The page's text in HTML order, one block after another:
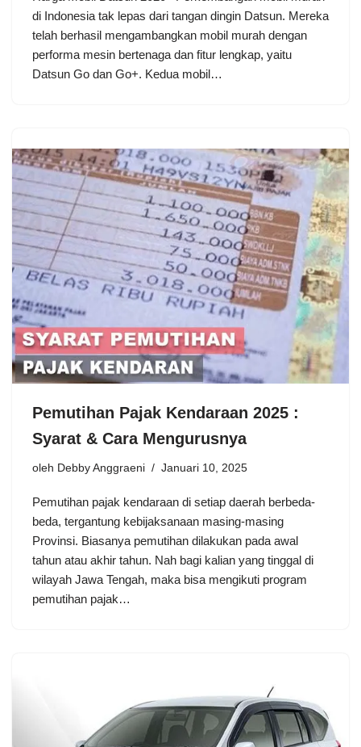
di Indonesia tak lepas dari tangan dingin Datsun. Mereka
telah berhasil mengambangkan mobil murah dengan
performa mesin bertenaga dan fitur lengkap, yaitu
Datsun Go dan Go+. Kedua mobil…
Pemutihan Pajak Kendaraan 2025 :
Syarat & Cara Mengurusnya
oleh Debby Anggraeni Januari 10, 2025
Pemutihan pajak kendaraan di setiap daerah berbeda-
beda, tergantung kebijaksanaan masing-masing
Provinsi. Biasanya pemutihan dilakukan pada awal
tahun atau akhir tahun. Nah bagi kalian yang tinggal di
wilayah Jawa Tengah, maka bisa mengikuti program
pemutihan pajak…